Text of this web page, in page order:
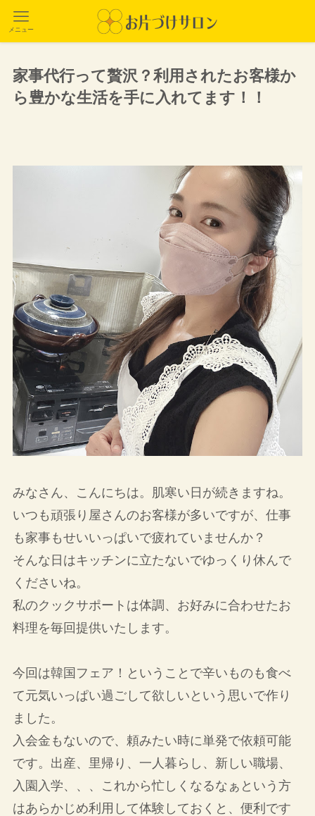
メニュー
家事代行って贅沢？利用されたお客様か
ら豊かな生活を手に入れてます！！
みなさん、こんにちは。肌寒い日が続きますね。
いつも頑張り屋さんのお客様が多いですが、仕事
も家事もせいいっぱいで疲れていませんか？
そんな日はキッチンに立たないでゆっくり休んで
くださいね。
私のクックサポートは体調、お好みに合わせたお
料理を毎回提供いたします。
今回は韓国フェア！ということで辛いものも食べ
て元気いっぱい過ごして欲しいという思いで作り
ました。
入会金もないので、頼みたい時に単発で依頼可能
です。出産、里帰り、一人暮らし、新しい職場、
入園入学、、、これから忙しくなるなぁという方
はあらかじめ利用して体験しておくと、便利です